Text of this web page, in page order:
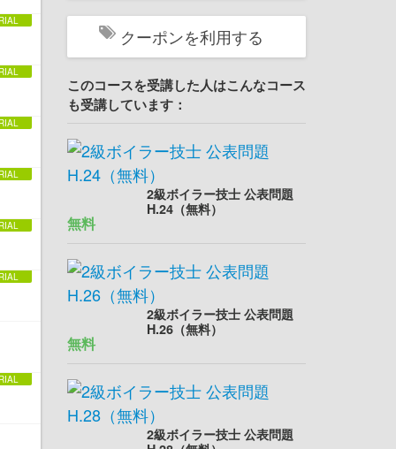
クーポンを利用する
このコースを受講した人はこんなコース
も受講しています：
2級ボイラー技士 公表問題
H.24（無料）
無料
2級ボイラー技士 公表問題
H.26（無料）
無料
2級ボイラー技士 公表問題